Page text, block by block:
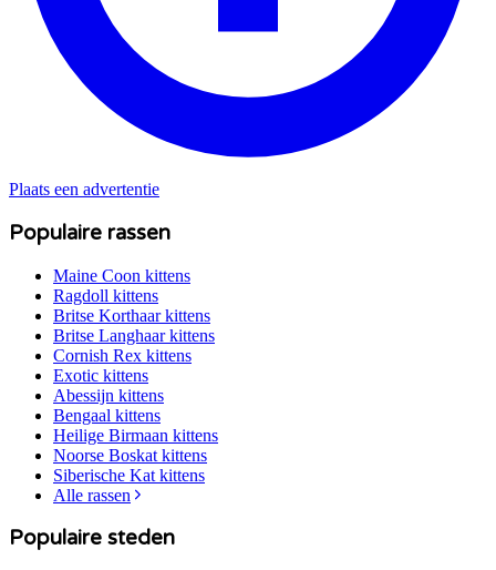
Plaats een advertentie
Populaire rassen
Maine Coon kittens
Ragdoll kittens
Britse Korthaarkittens
Britse Langhaarkittens
Cornish Rex kittens
Exotic kittens
Abessijn kittens
Bengaal kittens
Heilige Birmaan kittens
Noorse Boskat kittens
Siberische Kat kittens
Alle rassen
Populaire steden